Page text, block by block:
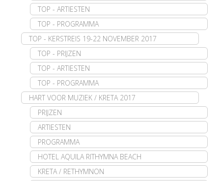
TOP - ARTIESTEN
TOP - PROGRAMMA
TOP - KERSTREIS 19-22 NOVEMBER 2017
TOP - PRIJZEN
TOP - ARTIESTEN
TOP - PROGRAMMA
HART VOOR MUZIEK / KRETA 2017
PRIJZEN
ARTIESTEN
PROGRAMMA
HOTEL AQUILA RITHYMNA BEACH
KRETA / RETHYMNON